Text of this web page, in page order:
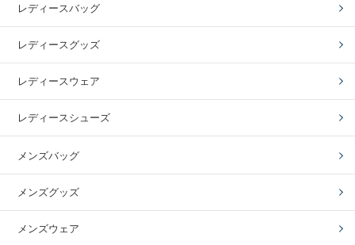
レディースバッグ
レディースグッズ
レディースウェア
レディースシューズ
メンズバッグ
メンズグッズ
メンズウェア